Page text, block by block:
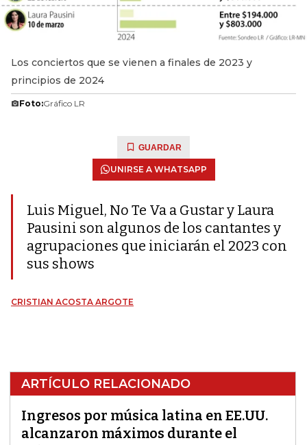
Los conciertos que se vienen a finales de 2023 y
principios de 2024
Foto:Gráfico LR
GUARDAR
UNIRSE A WHATSAPP
Luis Miguel, No Te Va a Gustar y Laura
Pausini son algunos de los cantantes y
agrupaciones que iniciarán el 2023 con
sus shows
CRISTIAN ACOSTA ARGOTE
ARTÍCULO RELACIONADO
Ingresos por música latina en EE.UU.
alcanzaron máximos durante el